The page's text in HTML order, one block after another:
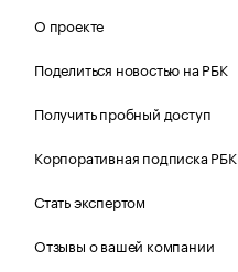
О проекте
Поделиться новостью на РБК
Получить пробный доступ
Корпоративная подписка РБК
Стать экспертом
Отзывы о вашей компании